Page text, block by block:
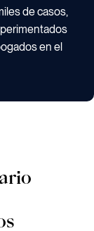
de casos,
en el